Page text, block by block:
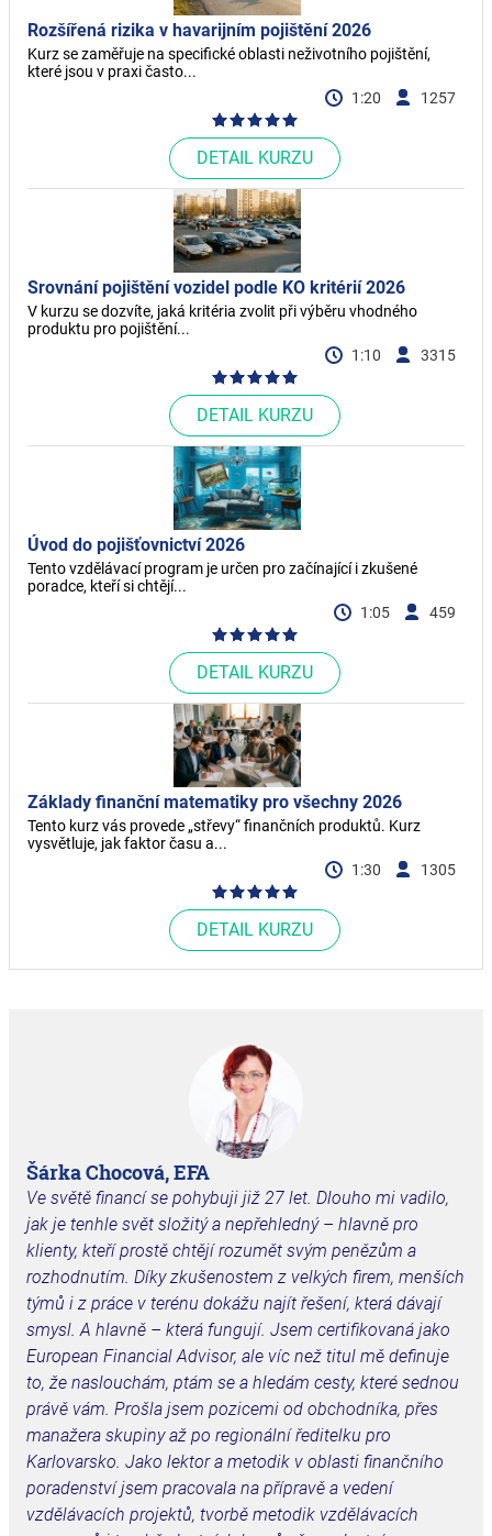
Rozšířená rizika v havarijním pojištění 2026
Kurz se zaměřuje na specifické oblasti neživotního pojištění,
které jsou v praxi často...
1:20
1257
DETAIL KURZU
Srovnání pojištění vozidel podle KO kritérií 2026
V kurzu se dozvíte, jaká kritéria zvolit při výběru vhodného
produktu pro pojištění...
1:10
3315
DETAIL KURZU
Úvod do pojišťovnictví 2026
Tento vzdělávací program je určen pro začínající i zkušené
poradce, kteří si chtějí...
1:05
459
DETAIL KURZU
Základy finanční matematiky pro všechny 2026
Tento kurz vás provede „střevy“ finančních produktů. Kurz
vysvětluje, jak faktor času a...
1:30
1305
DETAIL KURZU
Šárka Chocová, EFA
Ve světě financí se pohybuji již 27 let. Dlouho mi vadilo,
jak je tenhle svět složitý a nepřehledný – hlavně pro
klienty, kteří prostě chtějí rozumět svým penězům a
rozhodnutím. Díky zkušenostem z velkých firem, menších
týmů i z práce v terénu dokážu najít řešení, která dávají
smysl. A hlavně – která fungují. Jsem certifikovaná jako
European Financial Advisor, ale víc než titul mě definuje
to, že naslouchám, ptám se a hledám cesty, které sednou
právě vám. Prošla jsem pozicemi od obchodníka, přes
manažera skupiny až po regionální ředitelku pro
Karlovarsko. Jako lektor a metodik v oblasti finančního
poradenství jsem pracovala na přípravě a vedení
vzdělávacích projektů, tvorbě metodik vzdělávacích